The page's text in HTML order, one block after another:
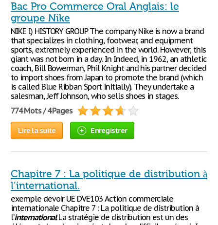
Bac Pro Commerce Oral Anglais: le
groupe Nike
NIKE I) HISTORY GROUP The company Nike is now a brand
that specializes in clothing, footwear, and equipment
sports, extremely experienced in the world. However, this
giant was not born in a day. In Indeed, in 1962, an athletic
coach, Bill Bowerman, Phil Knight and his partner decided
to import shoes from Japan to promote the brand (which
is called Blue Ribban Sport initially). They undertake a
salesman, Jeff Johnson, who sells shoes in stages.
774 Mots / 4 Pages
Lire la suite Enregistrer
Chapitre 7 : La politique de distribution à
l’international.
exemple devoir UE DVE103 Action commerciale
internationale Chapitre 7 : La politique de distribution à
l’internationalLa stratégie de distribution est un des